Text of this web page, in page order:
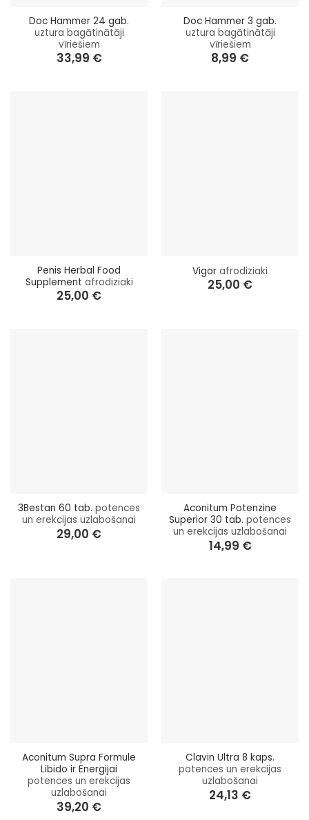
Doc Hammer 24 gab.
uztura bagātinātāji
vīriešiem
33,99 €
Doc Hammer 3 gab.
uztura bagātinātāji
vīriešiem
8,99 €
Penis Herbal Food
Supplement afrodiziaki
25,00 €
Vigor afrodiziaki
25,00 €
3Bestan 60 tab. potences
un erekcijas uzlabošanai
29,00 €
Aconitum Potenzine
Superior 30 tab. potences
un erekcijas uzlabošanai
14,99 €
Aconitum Supra Formule
Libido ir Energijai
potences un erekcijas
uzlabošanai
39,20 €
Clavin Ultra 8 kaps.
potences un erekcijas
uzlabošanai
24,13 €